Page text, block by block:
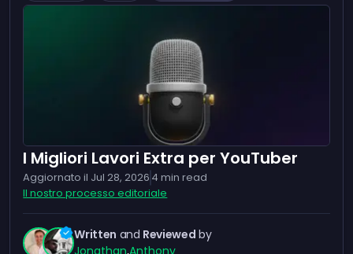
I Migliori Lavori Extra per YouTuber
Aggiornato il Jul 28, 2026 4 min read
Il nostro processo editoriale
Written and Reviewed by
Jonathan,Anthony